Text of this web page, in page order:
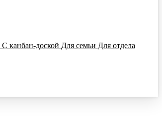
С канбан-доской Для семьи Для отдела